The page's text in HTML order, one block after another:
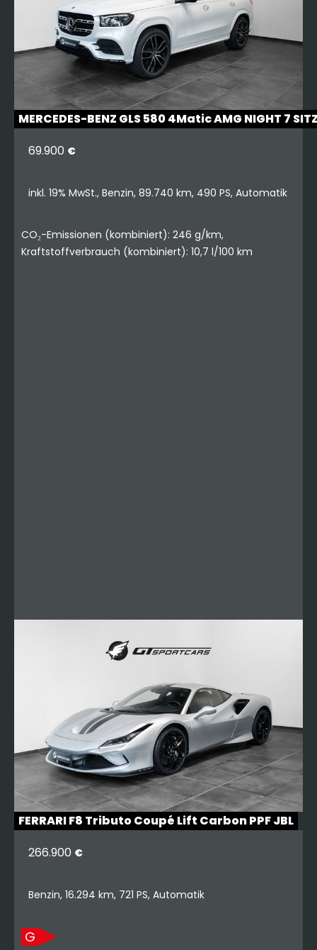
MERCEDES-BENZ GLS 580 4Matic AMG NIGHT 7
69.900 €
inkl. 19% MwSt., Benzin, 89.740 km, 490 PS, Automatik
CO₂-Emissionen (kombiniert): 246 g/km,
Kraftstoffverbrauch (kombiniert): 10,7 l/100 km
FERRARI F8 Tributo Coupé Lift Carbon PPF JBL
266.900 €
Benzin, 16.294 km, 721 PS, Automatik
G